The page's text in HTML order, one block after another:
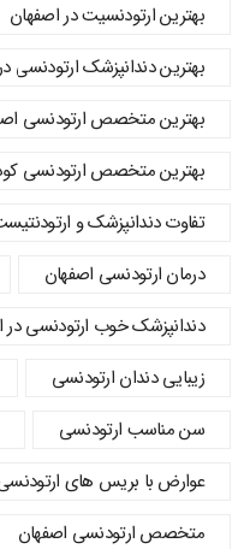
بهترین ارتودنسیت در اصفهان
بهترین دندانپزشک ارتودنسی
بهترین متخصص ارتودنسی
بهترین متخصص ارتودنسی
تفاوت دندانپزشک و
درمان ارتودنسی اصفهان
دندانپزشک خوب ارتودنسی در
زیبایی دندان ارتودنسی
سن مناسب ارتودنسی
عوارض با بریس های
متخصص ارتودنسی اصفهان